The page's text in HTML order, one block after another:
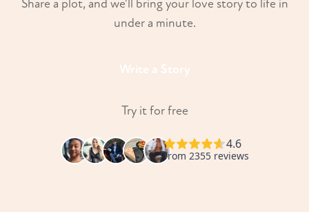
Share a plot, and we'll bring your love story to life in
under a minute.
Write a Story
Try it for free